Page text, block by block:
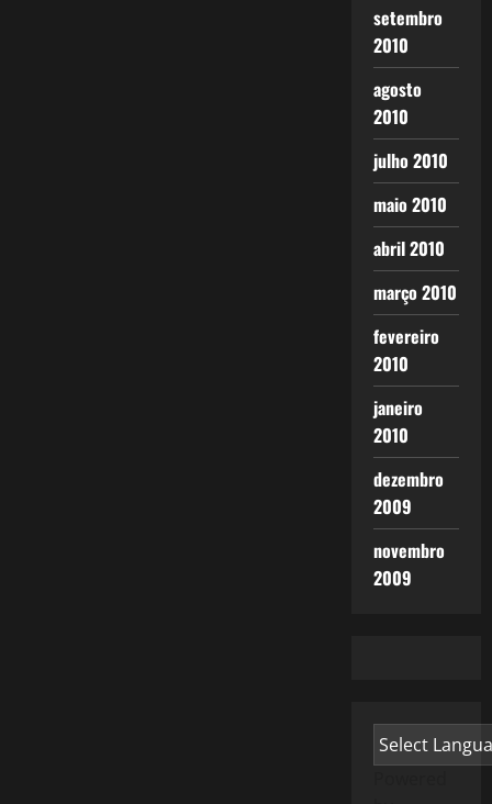
setembro
2010
agosto
2010
julho 2010
maio 2010
abril 2010
março 2010
fevereiro
2010
janeiro
2010
dezembro
2009
novembro
2009